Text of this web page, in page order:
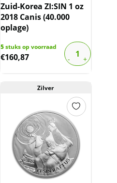
Zuid-Korea ZI:SIN 1 oz
2018 Canis (40.000
oplage)
5stuks op voorraad
€160,87
Zilver